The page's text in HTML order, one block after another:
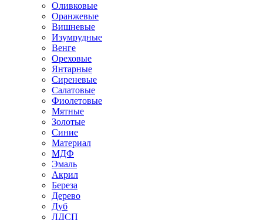
Оливковые
Оранжевые
Вишневые
Изумрудные
Венге
Ореховые
Янтарные
Сиреневые
Салатовые
Фиолетовые
Мятные
Золотые
Синие
Материал
МДФ
Эмаль
Акрил
Береза
Дерево
Дуб
ЛДСП